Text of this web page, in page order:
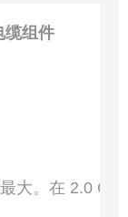
缆组件
大。在 2.0